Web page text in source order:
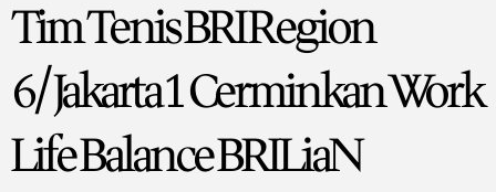
Tim Tenis BRI Region
6/Jakarta 1 Cerminkan Work
Life Balance BRILiaN